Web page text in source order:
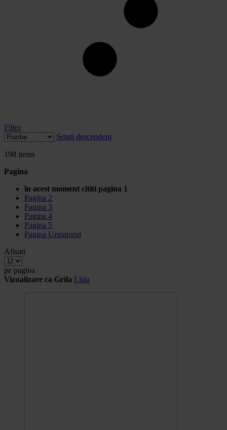
Filter
Setati descendent
198 items
Pagina
în acest moment cititi pagina 1
Pagina 2
Pagina 3
Pagina 4
Pagina 5
Pagina Urmatorul
Afisati
pe pagina
Vizualizare ca Grila Lista